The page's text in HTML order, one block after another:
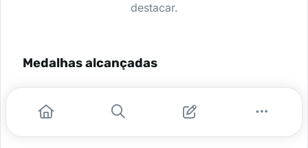
destacar.
Medalhas alcançadas
Nenhuma medalha encontrada